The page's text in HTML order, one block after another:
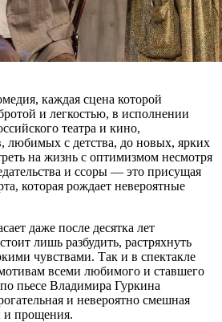
каждая сцена которой
и легкостью, в исполнении
театра и кино,
любимых с детства, до новых, ярких
на жизнь с оптимизмом несмотря
и ссоры — это присущая
которая рождает невероятные
даже после десятка лет
лишь разбудить, растряхнуть
чувствами. Так и в спектакле
всеми любимого и ставшего
пьесе Владимира Гуркина
и невероятно смешная
и прощения.